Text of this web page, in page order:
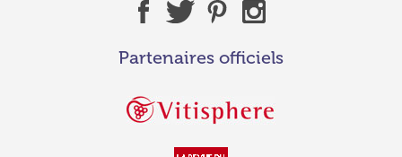
Partenaires officiels